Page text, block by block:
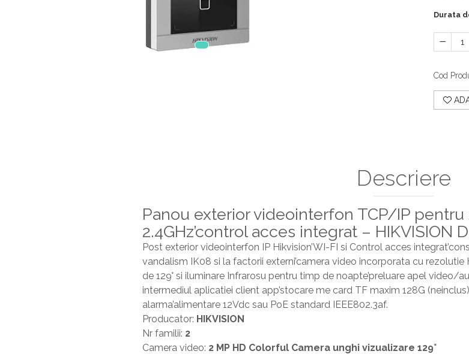
Durata
Cod
Descriere
Panou exterior videointerfon TCP/IP pentru
2.4GHz’control acces integrat – HIKVISION
Post exterior videointerfon IP Hikvision’WI-FI si Control acces
vandalism IK08 si la factorii externi’camera video incorporata cu
de 129° si iluminare Infrarosu pentru timp de noapte’preluare apel video/
intermediul aplicatiei client app’stocare me card TF maxim 128G
alarma’alimentare 12Vdc sau PoE standard IEEE802.3af.
Producator: HIKVISION
Nr familii: 2
Camera video: 2 MP HD Colorful Camera unghi vizualizare 129°